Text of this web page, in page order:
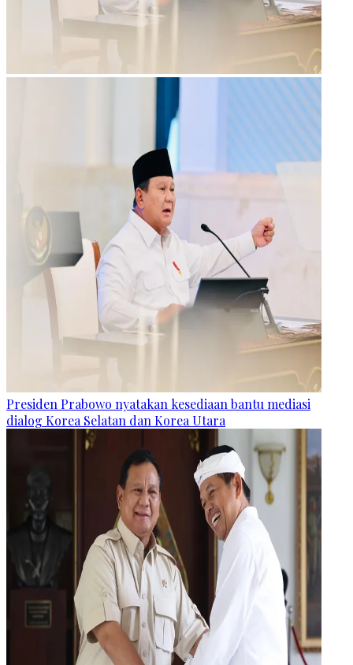
Presiden Prabowo nyatakan kesediaan bantu mediasi
dialog Korea Selatan dan Korea Utara